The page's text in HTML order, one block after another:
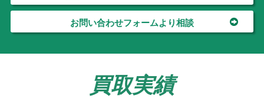
お問い合わせフォームより相談
買取実績